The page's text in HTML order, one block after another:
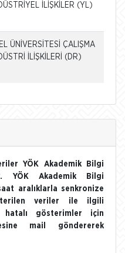
İLİŞKİLER (YL)
ÜNİVERSİTESİ ÇALIŞMA
İLİŞKİLERİ (DR)
YÖK Akademik Bilgi
YÖK Akademik Bilgi
aralıklarla senkronize
veriler ile ilgili
hatalı gösterimler için
mail göndererek